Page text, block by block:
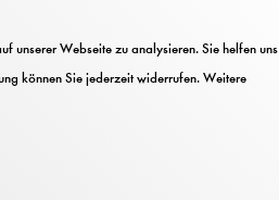
unserer Webseite zu analysieren. Sie helfen uns
können Sie jederzeit widerrufen. Weitere